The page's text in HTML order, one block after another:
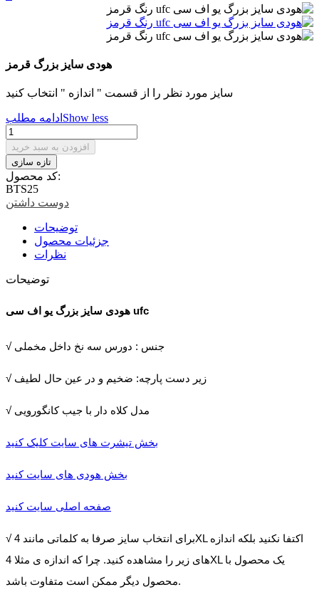
هودی سایز بزرگ قرمز
سایز مورد نظر را از قسمت " اندازه " انتخاب کنید
ادامه مطلب Show less
افزودن به سبد خرید
کد محصول:
BTS25
دوست داشتن
توضیحات
جزئیات محصول
نظرات
توضیحات
هودی سایز بزرگ یو اف سی ufc
√ جنس : دورس سه نخ داخل مخملی
√ زیر دست پارچه: ضخیم و در عین حال لطیف
√ مدل کلاه دار با جیب کانگورویی
بخش تیشرت های سایت کلیک کنید
بخش هودی های سایت کنید
صفحه اصلی سایت کنید
√ برای انتخاب سایز صرفا به کلماتی مانند 4XL اکتفا نکنید بلکه اندازه
های زیر را مشاهده کنید. چرا که اندازه ی مثلا 4XL یک محصول با
محصول دیگر ممکن است متفاوت باشد.